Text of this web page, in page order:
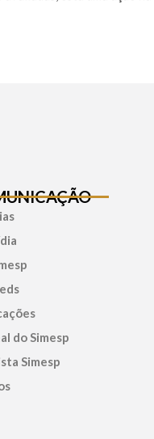
do Simesp
Simesp